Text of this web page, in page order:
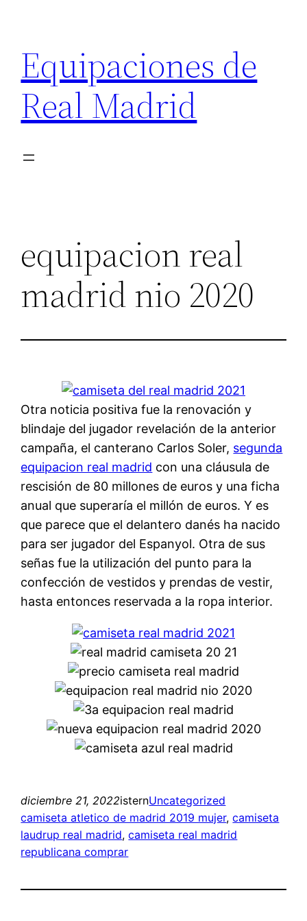
contenido
Equipaciones de
Real Madrid
equipacion real
madrid nio 2020
Otra noticia positiva fue la renovación y
blindaje del jugador revelación de la anterior
campaña, el canterano Carlos Soler, segunda
equipacion real madrid con una cláusula de
rescisión de 80 millones de euros y una ficha
anual que superaría el millón de euros. Y es
que parece que el delantero danés ha nacido
para ser jugador del Espanyol. Otra de sus
señas fue la utilización del punto para la
confección de vestidos y prendas de vestir,
hasta entonces reservada a la ropa interior.
diciembre 21, 2022isternUncategorized
camiseta atletico de madrid 2019 mujer, camiseta
laudrup real madrid, camiseta real madrid
republicana comprar